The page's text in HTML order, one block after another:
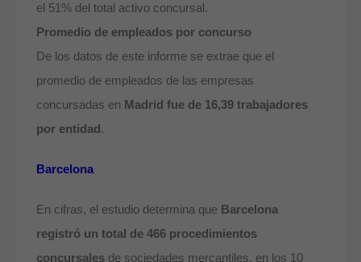
el 51% del total activo concursal.
Promedio de empleados por concurso
De los datos de este informe se extrae que el
promedio de empleados de las empresas
concursadas en Madrid fue de 16,39 trabajadores
por entidad.
Barcelona
En cifras, el estudio determina que Barcelona
registró un total de 466 procedimientos
concursales de sociedades mercantiles, en los 10